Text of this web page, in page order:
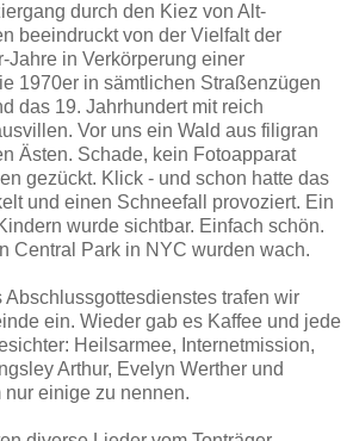
durch den Kiez von Alt-
beeindruckt von der Vielfalt der
Jahre in Verkörperung einer
1970er in sämtlichen Straßenzügen
das 19. Jahrhundert mit reich
Vor uns ein Wald aus filigran
Ästen. Schade, kein Fotoapparat
gezückt. Klick - und schon hatte das
und einen Schneefall provoziert. Ein
wurde sichtbar. Einfach schön.
Central Park in NYC wurden wach.
Abschlussgottesdienstes trafen wir
ein. Wieder gab es Kaffee und jede
Heilsarmee, Internetmission,
Arthur, Evelyn Werther und
nur einige zu nennen.